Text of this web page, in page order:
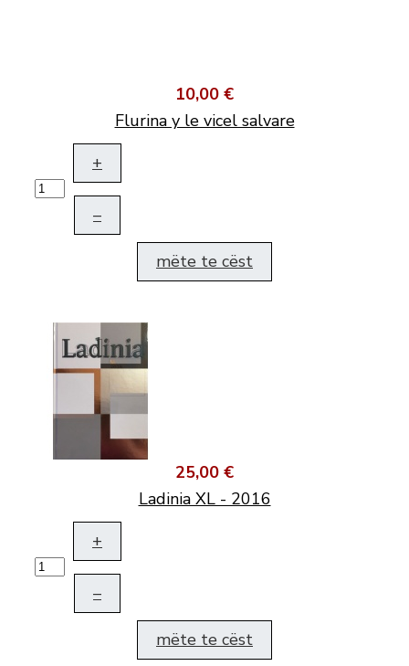
10,00 €
Flurina y le vicel salvare
+
–
mëte te cëst
25,00 €
Ladinia XL - 2016
+
–
mëte te cëst